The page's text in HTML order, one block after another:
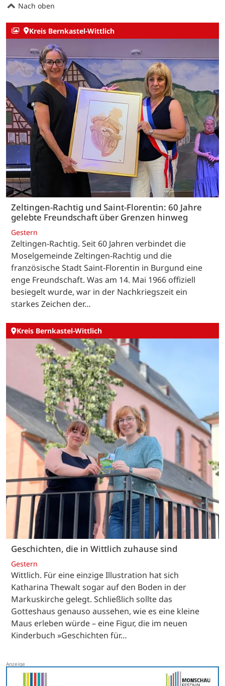
Nach oben
Kreis Bernkastel-Wittlich
Zeltingen-Rachtig und Saint-Florentin: 60 Jahre
gelebte Freundschaft über Grenzen hinweg
Gestern
Zeltingen-Rachtig. Seit 60 Jahren verbindet die
Moselgemeinde Zeltingen-Rachtig und die
französische Stadt Saint-Florentin in Burgund eine
enge Freundschaft. Was am 14. Mai 1966 offiziell
besiegelt wurde, war in der Nachkriegszeit ein
starkes Zeichen der…
Kreis Bernkastel-Wittlich
Geschichten, die in Wittlich zuhause sind
Gestern
Wittlich. Für eine einzige Illustration hat sich
Katharina Thewalt sogar auf den Boden in der
Markuskirche gelegt. Schließlich sollte das
Gotteshaus genauso aussehen, wie es eine kleine
Maus erleben würde – eine Figur, die im neuen
Kinderbuch »Geschichten für…